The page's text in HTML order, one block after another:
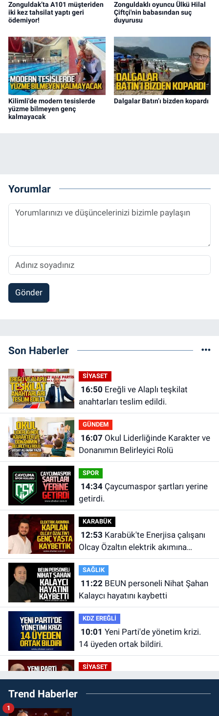
Zonguldak’ta A101 müşteriden
iki kez tahsilat yaptı geri
ödemiyor!
Zonguldaklı oyuncu Ülkü Hilal
Çiftçi'nin babasından suç
duyurusu
Kilimli'de modern tesislerde
yüzme bilmeyen genç
kalmayacak
Dalgalar Batın’ı bizden kopardı
Yorumlar
Gönder
Son Haberler
SİYASET
16:50
anahtarları teslim edildi.
GÜNDEM
16:07
Donanımın Belirleyici Rolü
SPOR
14:34Çaycumaspor şartları yerine
getirdi.
KARABÜK
12:53
Olcay Özaltın elektrik akımına
kapılarak hayatını kaybetti.
SAĞLIK
11:22BEUN personeli Nihat Şahan
Kalaycı hayatını kaybetti
KDZ EREĞLİ
10:01
14 üyeden ortak bildiri.
SİYASET
09:47Yeni Parti Kdz. Ereğli'de
sakat doğuyor.
Trend Haberler
1